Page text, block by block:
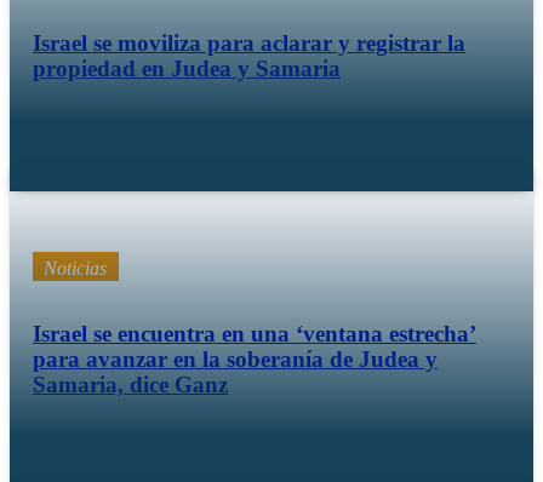
Israel se moviliza para aclarar y registrar la
propiedad en Judea y Samaria
Noticias
Israel se encuentra en una ‘ventana estrecha’
para avanzar en la soberanía de Judea y
Samaria, dice Ganz